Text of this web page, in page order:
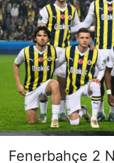
Fenerbahçe 2